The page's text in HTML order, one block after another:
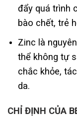
đẩy quá trình
bào chết, trẻ
Zinc là
thể không tự
chắc khỏe,
da.
CHỈ ĐỊNH CỦA